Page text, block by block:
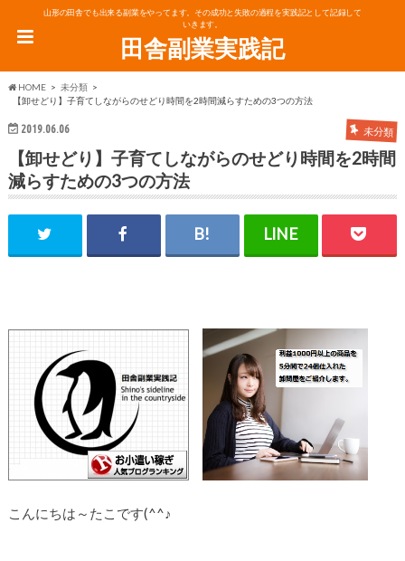
山形の田舎でも出来る副業をやってます。その成功と失敗の過程を実践記として記録して
いきます。
田舎副業実践記
HOME
未分類
【卸せどり】子育てしながらのせどり時間を2時間減らすための3つの方法
2019.06.06 未分類
【卸せどり】子育てしながらのせどり時間を2時間
減らすための3つの方法
こんにちは～たこです(^^♪